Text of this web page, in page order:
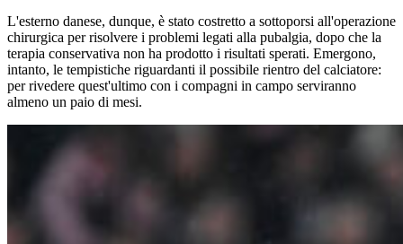
L'esterno danese, dunque, è stato costretto a sottoporsi all'operazione
chirurgica per risolvere i problemi legati alla pubalgia, dopo che la
terapia conservativa non ha prodotto i risultati sperati. Emergono,
intanto, le tempistiche riguardanti il possibile rientro del calciatore:
per rivedere quest'ultimo con i compagni in campo serviranno
almeno un paio di mesi.